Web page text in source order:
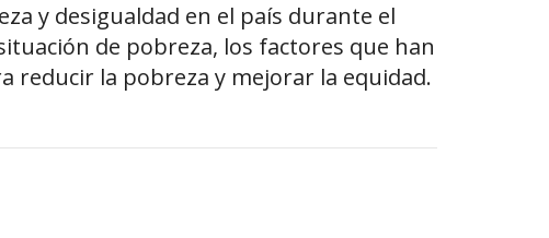
y desigualdad en el país durante el
de pobreza, los factores que han
reducir la pobreza y mejorar la equidad.